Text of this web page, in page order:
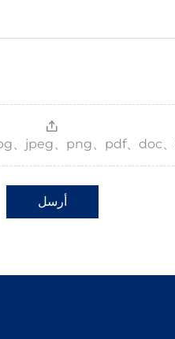
、jpeg、png、pdf、doc
أرسل